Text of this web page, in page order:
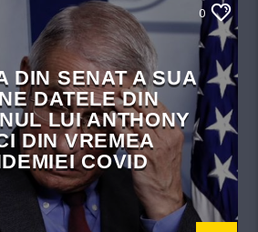
0
DIN SENAT A SUA
DATELE DIN
LUI ANTHONY
DIN VREMEA
COVID